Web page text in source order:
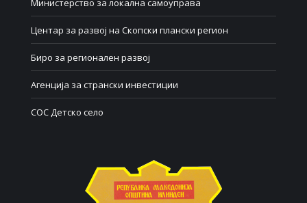
Министерство за локална самоуправа
Центар за развој на Скопски плански регион
Биро за регионален развој
Агенција за странски инвестиции
СОС Детско село